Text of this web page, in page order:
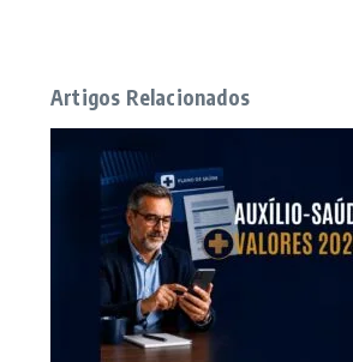
Artigos Relacionados